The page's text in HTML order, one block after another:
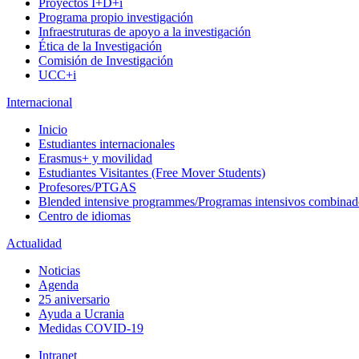
Proyectos I+D+i
Programa propio investigación
Infraestruturas de apoyo a la investigación
Ética de la Investigación
Comisión de Investigación
UCC+i
Internacional
Inicio
Estudiantes internacionales
Erasmus+ y movilidad
Estudiantes Visitantes (Free Mover Students)
Profesores/PTGAS
Blended intensive programmes/Programas intensivos
Centro de idiomas
Actualidad
Noticias
Agenda
25 aniversario
Ayuda a Ucrania
Medidas COVID-19
Intranet